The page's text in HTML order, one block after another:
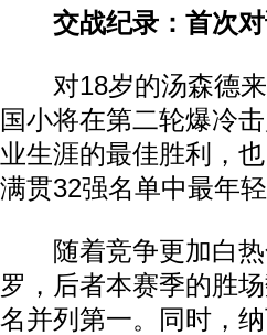
交战纪录：首次对
对18岁的汤森德来
国小将在第二轮爆冷
业生涯的最佳胜利，
满贯32强名单中最年轻
随着竞争更加白热
罗，后者本赛季的胜
名并列第一。同时，